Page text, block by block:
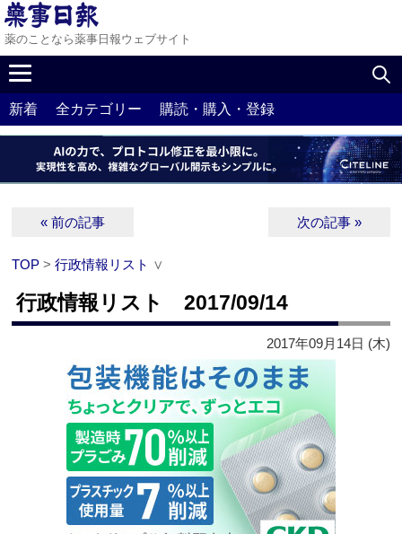
薬のことなら薬事日報ウェブサイト
新着 全カテゴリー 購読・購入・登録
« 前の記事 次の記事 »
TOP >行政情報リスト ∨
行政情報リスト 2017/09/14
2017年09月14日 (木)